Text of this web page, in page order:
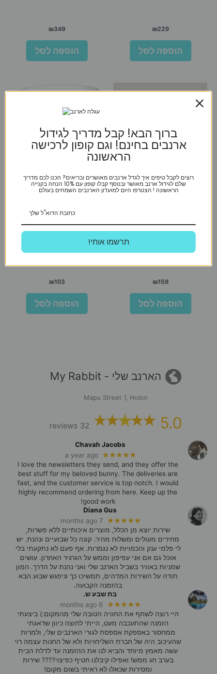
₪229
הוספה לסל
₪349
הוספה לסל
₪159
הוספה לסל
אמיננט אבקת חלב לגורי כלבים
₪103
הוספה לסל
הארנב שלי - My Rabbit
Mapu Street 1, Holon
5.0
32 reviews
Chavah Jacobs
★★★★★
a year ago
I love the newsletters they send, and they offer the
best stuff for my beloved bunny. The deliveries are
fast, and the customer service is top notch. I would
highly recommend ordering from here. Keep up the
good work!
Diana Gus
★★★★★
7 months ago
שירות יוצא מן הכלל, מוצרים איכותיים ללא פשרות,
מחירים מעולים ומשלוח מהיר. קונה כל שבועיים ונהנת. יש
לי פלמי ענק והכמויות לא נגמרות. אף פעם לא נתקעתי בלי
אוכל גם אם אני עפיפון וממש על הגרגיר האחרון. עושים
שמניות באוויר בשביל הארנב שלי ואני נהנת על הדרך. המון
תודה על השירות המדהים, תמשיכו כך וניפגש שבוע הבא
בהזמנה הקבועה.
בת שבע ש.
★★★★★
6 months ago
היי רוצה לשתף את החוויה הטובה שלי מהמקום:) ביצעתי
הזמנה שהתעכבה מעט, הייתי לחוצה כיוון שדאגתי
ממחסור באספקת אספסת לגורי הארנבים שלי, ולמרות
שהעיכוב היה של חברת השליחויות ולא של החנות עצמה רוי
עשה מאמץ מיוחד והביא לנו את ההזמנה עד לדלת הבית
בערב חג ממש! ואפילו קיבלנו חטיף כפיצוי???? שירות
ומסירות שכאלו לא ראיתי בשום מקום!
ברוך הבא! קבל מדריך לגידול
ארנבים בחינם! וגם קופון לרכישה
הראשונה
רוצים לקבל טיפים איך לגדל ארנבים מאושרים ובריאים? הכנו לכם מדריך
שלם לגידול ארנב מאושר ובנוסף קבלו קופון עם 10% הנחה בקנייה
הראשונה ! הצטרפו היום למועדון הארנבים השמחים בעולם
!תרשמו אותי